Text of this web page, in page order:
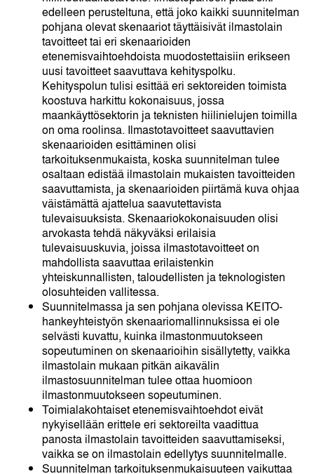
edelleen perusteltuna, että joko kaikki suunnitelman
pohjana olevat skenaariot täyttäisivät ilmastolain
tavoitteet tai eri skenaarioiden
etenemisvaihtoehdoista muodostettaisiin erikseen
uusi tavoitteet saavuttava kehityspolku.
Kehityspolun tulisi esittää eri sektoreiden toimista
koostuva harkittu kokonaisuus, jossa
maankäyttösektorin ja teknisten hiilinielujen toimilla
on oma roolinsa. Ilmastotavoitteet saavuttavien
skenaarioiden esittäminen olisi
tarkoituksenmukaista, koska suunnitelman tulee
osaltaan edistää ilmastolain mukaisten tavoitteiden
saavuttamista, ja skenaarioiden piirtämä kuva ohjaa
väistämättä ajattelua saavutettavista
tulevaisuuksista. Skenaariokokonaisuuden olisi
arvokasta tehdä näkyväksi erilaisia
tulevaisuuskuvia, joissa ilmastotavoitteet on
mahdollista saavuttaa erilaistenkin
yhteiskunnallisten, taloudellisten ja teknologisten
olosuhteiden vallitessa.
Suunnitelmassa ja sen pohjana olevissa KEITO-
hankeyhteistyön skenaariomallinnuksissa ei ole
selvästi kuvattu, kuinka ilmastonmuutokseen
sopeutuminen on skenaarioihin sisällytetty, vaikka
ilmastolain mukaan pitkän aikavälin
ilmastosuunnitelman tulee ottaa huomioon
ilmastonmuutokseen sopeutuminen.
Toimialakohtaiset etenemisvaihtoehdot eivät
nykyisellään erittele eri sektoreilta vaadittua
panosta ilmastolain tavoitteiden saavuttamiseksi,
vaikka se on ilmastolain edellytys suunnitelmalle.
Suunnitelman tarkoituksenmukaisuuteen vaikuttaa